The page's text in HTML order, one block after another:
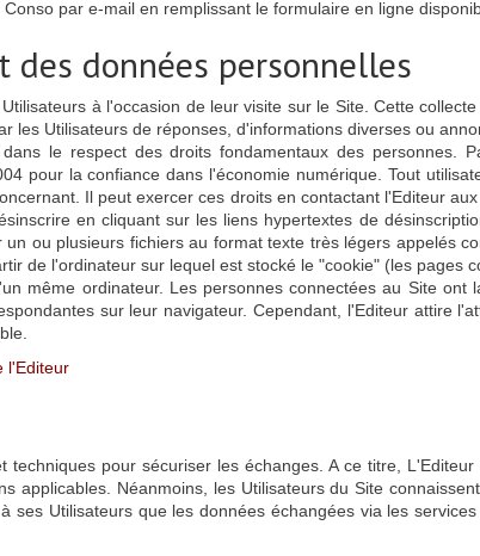
par e-mail en remplissant le formulaire en ligne
données personnelles
à l'occasion de leur visite sur le Site. Cette
les Utilisateurs de réponses, d'informations diverses ou
le respect des droits fondamentaux des personnes.
pour la confiance dans l'économie numérique. Tout
Il peut exercer ces droits en contactant l'Editeur
en cliquant sur les liens hypertextes de
ou plusieurs fichiers au format texte très légers appelés
de l'ordinateur sur lequel est stocké le "cookie" (les pages
même ordinateur. Les personnes connectées au Site ont
sur leur navigateur. Cependant, l'Editeur attire
l'Editeur
pour sécuriser les échanges. A ce titre,
applicables. Néanmoins, les Utilisateurs du Site
ses Utilisateurs que les données échangées via les